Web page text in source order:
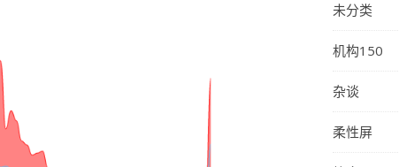
未分类
机构150
杂谈
柔性屏